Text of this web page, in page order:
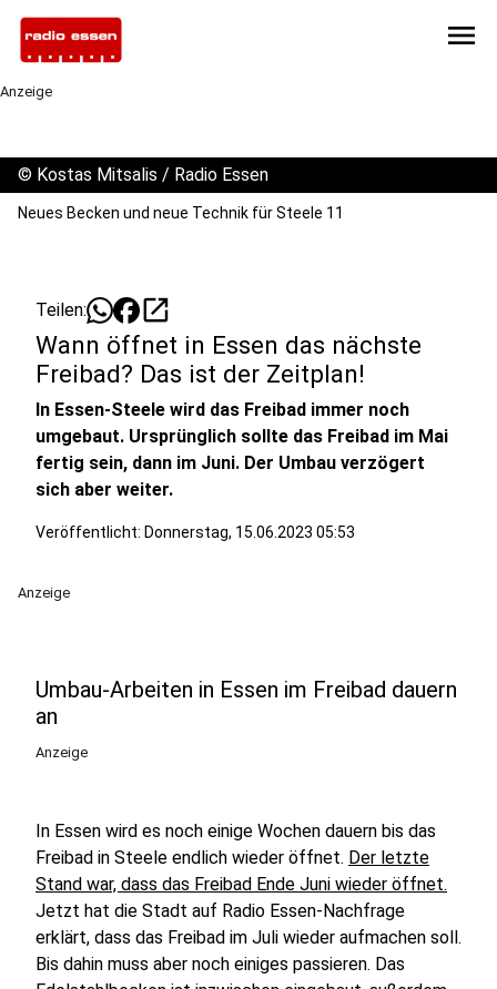
menu
Anzeige
© Kostas Mitsalis / Radio Essen
Neues Becken und neue Technik für Steele 11
Teilen: open_in_new
Wann öffnet in Essen das nächste
Freibad? Das ist der Zeitplan!
In Essen-Steele wird das Freibad immer noch
umgebaut. Ursprünglich sollte das Freibad im Mai
fertig sein, dann im Juni. Der Umbau verzögert
sich aber weiter.
Veröffentlicht: Donnerstag, 15.06.2023 05:53
Anzeige
Umbau-Arbeiten in Essen im Freibad dauern
an
Anzeige
In Essen wird es noch einige Wochen dauern bis das
Freibad in Steele endlich wieder öffnet. Der letzte
Stand war, dass das Freibad Ende Juni wieder öffnet.
Jetzt hat die Stadt auf Radio Essen-Nachfrage
erklärt, dass das Freibad im Juli wieder aufmachen soll.
Bis dahin muss aber noch einiges passieren. Das